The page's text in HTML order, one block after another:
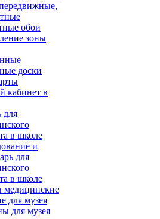
обои
зоны
доски
кабинет в
для
в школе
и
для
в школе
медицинские
для музея
для музея